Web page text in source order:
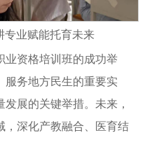
专业赋能托育未来
业资格培训班的成功举
服务地方民生的重要实
展的关键举措。未来，
，深化产教融合、医育结